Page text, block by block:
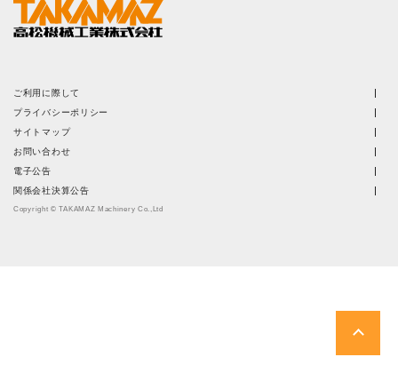
サステナビリティ
電子公告
お問い合わせ
ご利用に際して
プライバシーポリシー
サイトマップ
お問い合わせ
電子公告
関係会社決算公告
Copyright © TAKAMAZ Machinery Co.,Ltd